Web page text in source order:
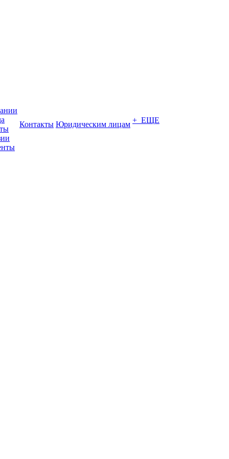
Контакты Юридическим лицам + ЕЩЕ